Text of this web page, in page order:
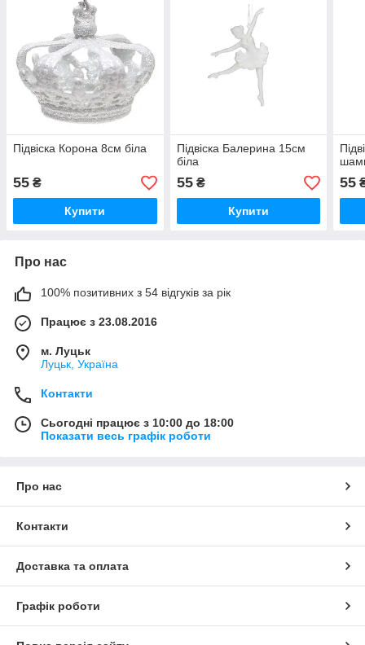
Підвіска Корона 8см біла
55 ₴
Купити
Підвіска Балерина 15см
біла
55₴
Купити
55
Про нас
100% позитивних з 54 відгуків за рік
Працює з 23.08.2016
м. Луцьк
Луцьк, Україна
Контакти
Сьогодні працює з 10:00 до 18:00
Показати весь графік роботи
Про нас
Контакти
Доставка та оплата
Графік роботи